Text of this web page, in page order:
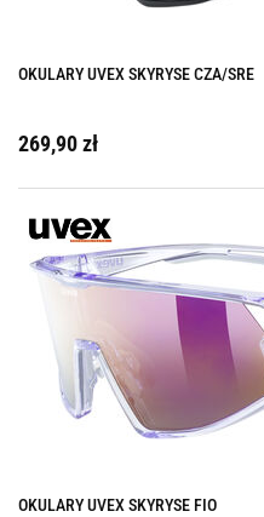
OKULARY UVEX SKYRYSE CZA/SRE
269,90 zł
OKULARY UVEX SKYRYSE FIO